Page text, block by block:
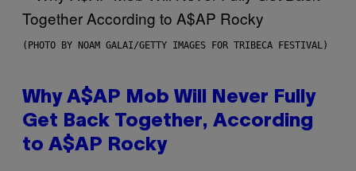
(PHOTO BY NOAM GALAI/GETTY IMAGES FOR TRIBECA FESTIVAL)
Why A$AP Mob Will Never Fully
Get Back Together, According
to A$AP Rocky